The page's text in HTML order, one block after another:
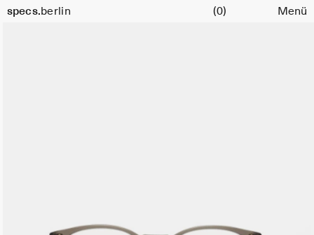
specs.berlin
Warenkorb (0) Menü